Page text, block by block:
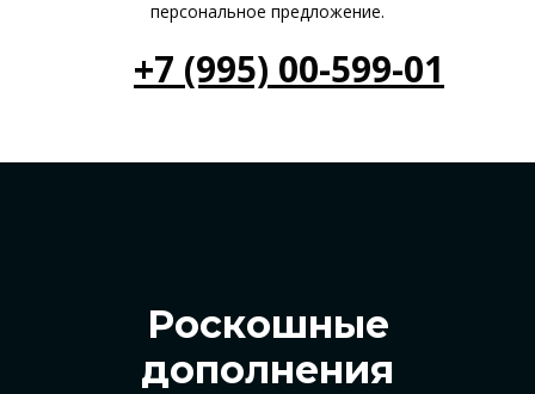
персональное предложение.
+7 (995) 00-599-01
Роскошные
дополнения